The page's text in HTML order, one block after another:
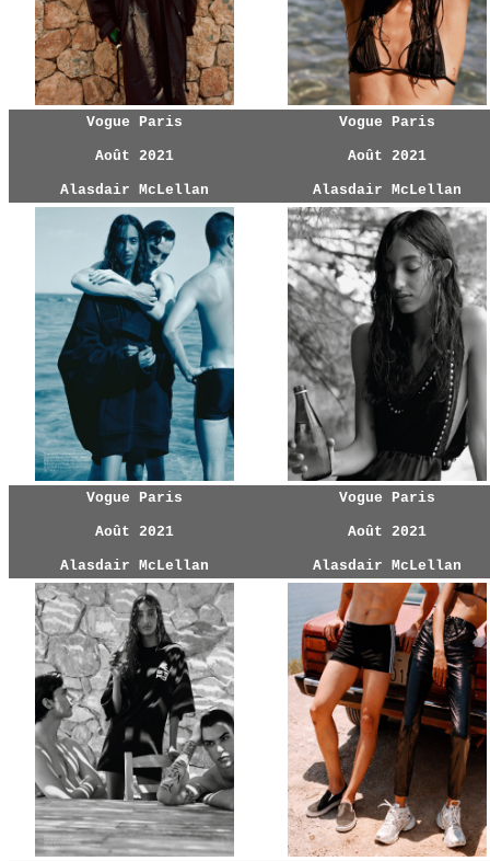
Vogue Paris
Août 2021
Alasdair McLellan
Vogue Paris
Août 2021
Alasdair McLellan
Vogue Paris
Août 2021
Alasdair McLellan
Vogue Paris
Août 2021
Alasdair McLellan